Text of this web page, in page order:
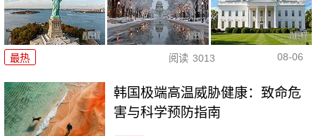
最热 阅读 3013 08-06
韩国极端高温威胁健康：致命危
害与科学预防指南